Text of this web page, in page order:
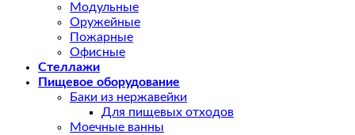
Модульные
Оружейные
Пожарные
Офисные
Стеллажи
Пищевое оборудование
Баки из нержавейки
Для пищевых отходов
Моечные ванны